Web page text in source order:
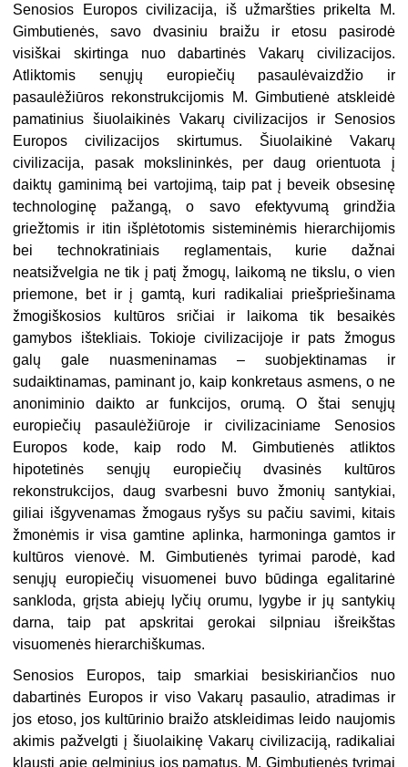
Senosios Europos civilizacija, iš užmaršties prikelta M.
Gimbutienės, savo dvasiniu braižu ir etosu pasirodė
visiškai skirtinga nuo dabartinės Vakarų civilizacijos.
Atliktomis senųjų europiečių pasaulėvaizdžio ir
pasaulėžiūros rekonstrukcijomis M. Gimbutienė atskleidė
pamatinius šiuolaikinės Vakarų civilizacijos ir Senosios
Europos civilizacijos skirtumus. Šiuolaikinė Vakarų
civilizacija, pasak mokslininkės, per daug orientuota į
daiktų gaminimą bei vartojimą, taip pat į beveik obsesinę
technologinę pažangą, o savo efektyvumą grindžia
griežtomis ir itin išplėtotomis sisteminėmis hierarchijomis
bei technokratiniais reglamentais, kurie dažnai
neatsižvelgia ne tik į patį žmogų, laikomą ne tikslu, o vien
priemone, bet ir į gamtą, kuri radikaliai priešpriešinama
žmogiškosios kultūros sričiai ir laikoma tik besaikės
gamybos ištekliais. Tokioje civilizacijoje ir pats žmogus
galų gale nuasmeninamas – suobjektinamas ir
sudaiktinamas, paminant jo, kaip konkretaus asmens, o ne
anoniminio daikto ar funkcijos, orumą. O štai senųjų
europiečių pasaulėžiūroje ir civilizaciniame Senosios
Europos kode, kaip rodo M. Gimbutienės atliktos
hipotetinės senųjų europiečių dvasinės kultūros
rekonstrukcijos, daug svarbesni buvo žmonių santykiai,
giliai išgyvenamas žmogaus ryšys su pačiu savimi, kitais
žmonėmis ir visa gamtine aplinka, harmoninga gamtos ir
kultūros vienovė. M. Gimbutienės tyrimai parodė, kad
senųjų europiečių visuomenei buvo būdinga egalitarinė
sankloda, grįsta abiejų lyčių orumu, lygybe ir jų santykių
darna, taip pat apskritai gerokai silpniau išreikštas
visuomenės hierarchiškumas.
Senosios Europos, taip smarkiai besiskiriančios nuo
dabartinės Europos ir viso Vakarų pasaulio, atradimas ir
jos etoso, jos kultūrinio braižo atskleidimas leido naujomis
akimis pažvelgti į šiuolaikinę Vakarų civilizaciją, radikaliai
klausti apie gelminius jos pamatus. M. Gimbutienės tyrimai